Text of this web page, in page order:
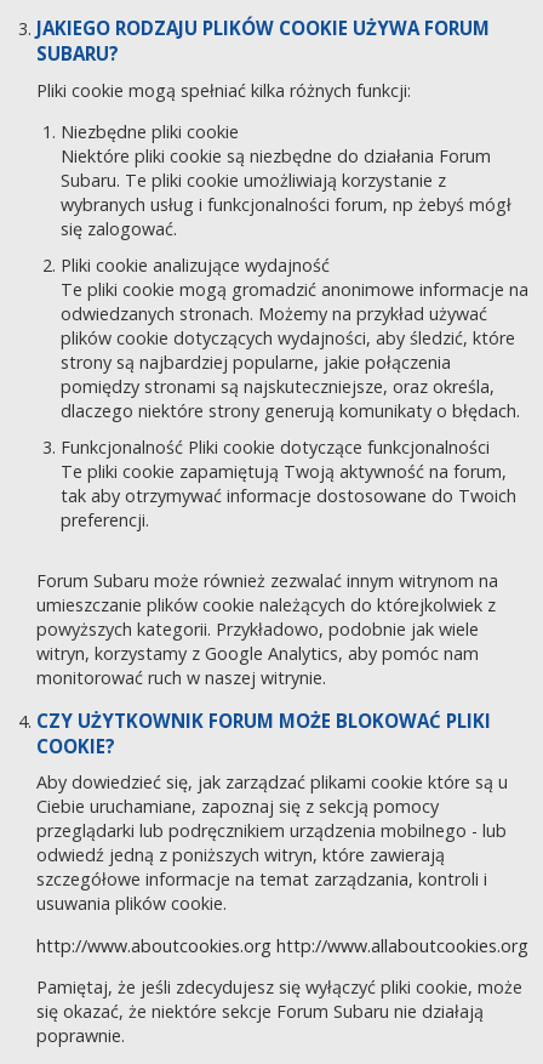
JAKIEGO RODZAJU PLIKÓW COOKIE UŻYWA FORUM
SUBARU?
Pliki cookie mogą spełniać kilka różnych funkcji:
Niezbędne pliki cookie
Niektóre pliki cookie są niezbędne do działania Forum
Subaru. Te pliki cookie umożliwiają korzystanie z
wybranych usług i funkcjonalności forum, np żebyś mógł
się zalogować.
Pliki cookie analizujące wydajność
Te pliki cookie mogą gromadzić anonimowe informacje na
odwiedzanych stronach. Możemy na przykład używać
plików cookie dotyczących wydajności, aby śledzić, które
strony są najbardziej popularne, jakie połączenia
pomiędzy stronami są najskuteczniejsze, oraz określa,
dlaczego niektóre strony generują komunikaty o błędach.
Funkcjonalność Pliki cookie dotyczące funkcjonalności
Te pliki cookie zapamiętują Twoją aktywność na forum,
tak aby otrzymywać informacje dostosowane do Twoich
preferencji.
Forum Subaru może również zezwalać innym witrynom na
umieszczanie plików cookie należących do którejkolwiek z
powyższych kategorii. Przykładowo, podobnie jak wiele
witryn, korzystamy z Google Analytics, aby pomóc nam
monitorować ruch w naszej witrynie.
CZY UŻYTKOWNIK FORUM MOŻE BLOKOWAĆ PLIKI
COOKIE?
Aby dowiedzieć się, jak zarządzać plikami cookie które są u
Ciebie uruchamiane, zapoznaj się z sekcją pomocy
przeglądarki lub podręcznikiem urządzenia mobilnego - lub
odwiedź jedną z poniższych witryn, które zawierają
szczegółowe informacje na temat zarządzania, kontroli i
usuwania plików cookie.
http://www.aboutcookies.org http://www.allaboutcookies.org
Pamiętaj, że jeśli zdecydujesz się wyłączyć pliki cookie, może
się okazać, że niektóre sekcje Forum Subaru nie działają
poprawnie.